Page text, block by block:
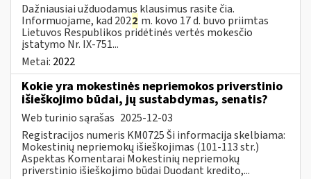
Dažniausiai užduodamus klausimus rasite čia.
Informuojame, kad 2022 m. kovo 17 d. buvo priimtas
Lietuvos Respublikos pridėtinės vertės mokesčio
įstatymo Nr. IX-751...
Metai: 2022
Kokie yra mokestinės nepriemokos priverstinio
išieškojimo būdai, jų sustabdymas, senatis?
Web turinio sąrašas 2025-12-03
Registracijos numeris KM0725 Ši informacija skelbiama:
Mokestinių nepriemokų išieškojimas (101-113 str.)
Aspektas Komentarai Mokestinių nepriemokų
priverstinio išieškojimo būdai Duodant kredito,...